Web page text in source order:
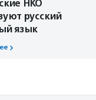
НКО
русский
язык